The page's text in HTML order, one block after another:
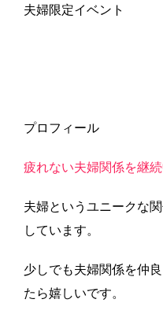
夫婦限定イベント
プロフィール
疲れない夫婦関係を継続
夫婦というユニークな
しています。
少しでも夫婦関係を仲
たら嬉しいです。